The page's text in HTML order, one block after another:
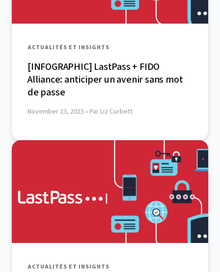
ACTUALITÉS ET INSIGHTS
[INFOGRAPHIC] LastPass + FIDO
Alliance: anticiper un avenir sans mot
de passe
November 23, 2023 • Par Liz Corbett
ACTUALITÉS ET INSIGHTS